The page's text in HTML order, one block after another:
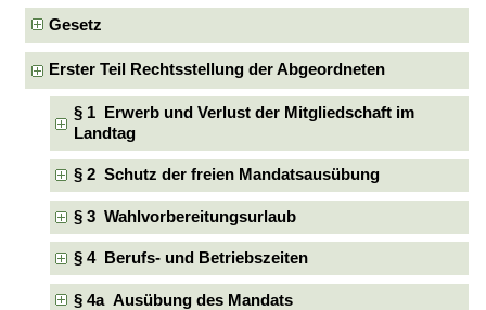
Gesetz
Erster Teil Rechtsstellung der Abgeordneten
§ 1 Erwerb und Verlust der Mitgliedschaft im
Landtag
§ 2 Schutz der freien Mandatsausübung
§ 3 Wahlvorbereitungsurlaub
§ 4 Berufs- und Betriebszeiten
§ 4a Ausübung des Mandats